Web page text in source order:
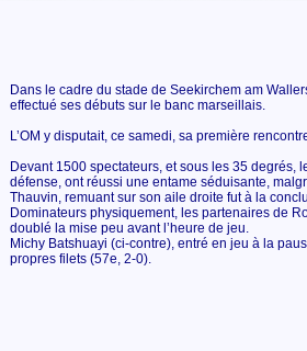
Dans le cadre du stade de Seekirchem am
effectué ses débuts sur le banc marseillais.
L’OM y disputait, ce samedi, sa première
Devant 1500 spectateurs, et sous les 35
défense, ont réussi une entame séduisante,
Thauvin, remuant sur son aile droite fut à la
Dominateurs physiquement, les partenaires de
doublé la mise peu avant l’heure de jeu.
Michy Batshuayi (ci-contre), entré en jeu à la
propres filets (57e, 2-0).